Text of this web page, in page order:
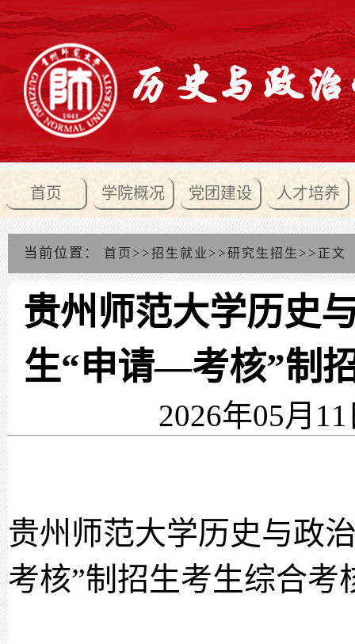
首页 学院概况 党团建设 人才培养
当前位置： 首页 >>招生就业 >>研究生招生 >> 正文
贵州师范大学历史
生“申请—考核”制
2026年05月
贵州师范大学历史与政
考核”制招生考生综合